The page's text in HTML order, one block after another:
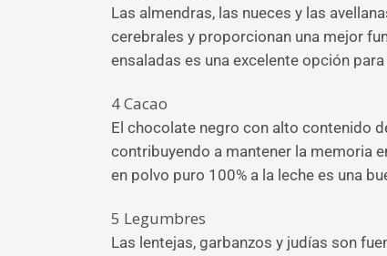
Las almendras, las nueces y las
cerebrales y proporcionan una mejor
ensaladas es una excelente opción
4Cacao
El chocolate negro con alto contenido
contribuyendo a mantener la memoria
en polvo puro 100% a la leche es una
5 Legumbres
Las lentejas, garbanzos y judías son